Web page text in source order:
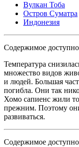
Вулкан Тоба
Остров Суматра
Индонезия
Содержимое
Температура
множество видов
и людей. Большая
погибла. Они так
Хомо сапиенс жили
прежним. Поэтому
развиваться.
Содержимое